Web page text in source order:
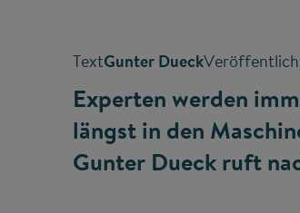
TextGunter Dueck
Experten werden
längst in den
Gunter Dueck ruft